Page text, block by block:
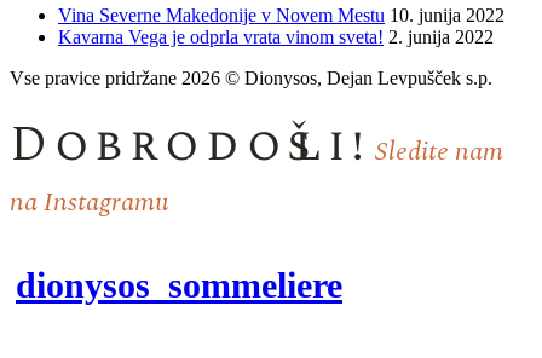
Vina Severne Makedonije v Novem Mestu 10. junija 2022
Kavarna Vega je odprla vrata vinom sveta! 2. junija 2022
Vse pravice pridržane 2026 © Dionysos, Dejan Levpušček s.p.
Dobrodošli! Sledite nam
na Instagramu
dionysos_sommeliere